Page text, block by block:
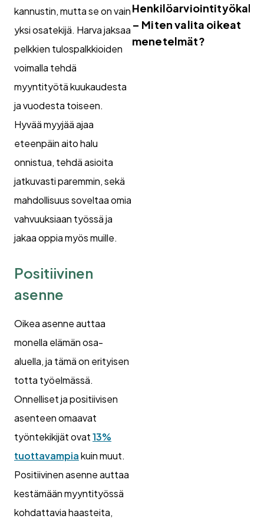
kannustin, mutta se on vain
yksi osatekijä. Harva jaksaa
pelkkien tulospalkkioiden
voimalla tehdä
myyntityötä kuukaudesta
ja vuodesta toiseen.
Hyvää myyjää ajaa
eteenpäin aito halu
onnistua, tehdä asioita
jatkuvasti paremmin, sekä
mahdollisuus soveltaa omia
vahvuuksiaan työssä ja
jakaa oppia myös muille.
Positiivinen
asenne
Oikea asenne auttaa
monella elämän osa-
aluella, ja tämä on erityisen
totta työelmässä.
Onnelliset ja positiivisen
asenteen omaavat
työntekikijät ovat13%
tuottavampiakuin muut.
Positiivinen asenne auttaa
kestämään myyntityössä
kohdattavia haasteita,
Henkilöarviointityökalut
– Miten valita oikeat
menetelmät?